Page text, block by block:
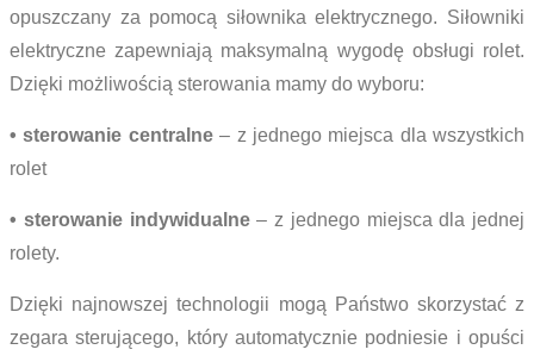
opuszczany za pomocą siłownika elektrycznego. Siłowniki
elektryczne zapewniają maksymalną wygodę obsługi rolet.
Dzięki możliwością sterowania mamy do wyboru:
• sterowanie centralne– z jednego miejsca dla wszystkich
rolet
• sterowanie indywidualne– z jednego miejsca dla jednej
rolety.
Dzięki najnowszej technologii mogą Państwo skorzystać z
zegara sterującego, który automatycznie podniesie i opuści